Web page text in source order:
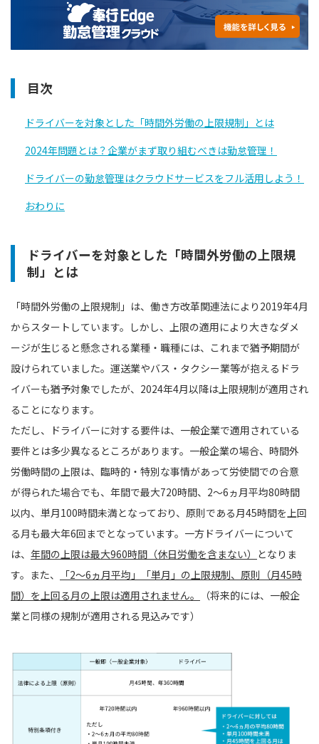
目次
ドライバーを対象とした「時間外労働の上限規制」とは
2024年問題とは？企業がまず取り組むべきは勤怠管理！
ドライバーの勤怠管理はクラウドサービスをフル活用しよう！
おわりに
ドライバーを対象とした「時間外労働の上限規
制」とは
「時間外労働の上限規制」は、働き方改革関連法により2019年4月
からスタートしています。しかし、上限の適用により大きなダメ
ージが生じると懸念される業種・職種には、これまで猶予期間が
設けられていました。運送業やバス・タクシー業等が抱えるドラ
イバーも猶予対象でしたが、2024年4月以降は上限規制が適用され
ることになります。
ただし、ドライバーに対する要件は、一般企業で適用されている
要件とは多少異なるところがあります。一般企業の場合、時間外
労働時間の上限は、臨時的・特別な事情があって労使間での合意
が得られた場合でも、年間で最大720時間、2〜6ヵ月平均80時間
以内、単月100時間未満となっており、原則である月45時間を上回
る月も最大年6回までとなっています。一方ドライバーについて
は、 年間の上限は最大960時間（休日労働を含まない） となりま
す。また、
「2〜6ヵ月平均」「単月」の上限規制、原則（月45時
間）を上回る月の上限は適用されません。
（将来的には、一般企
業と同様の規制が適用される見込みです）